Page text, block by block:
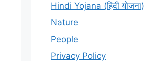
Hindi Yojana (हिंदी योजना)
Nature
People
Privacy Policy